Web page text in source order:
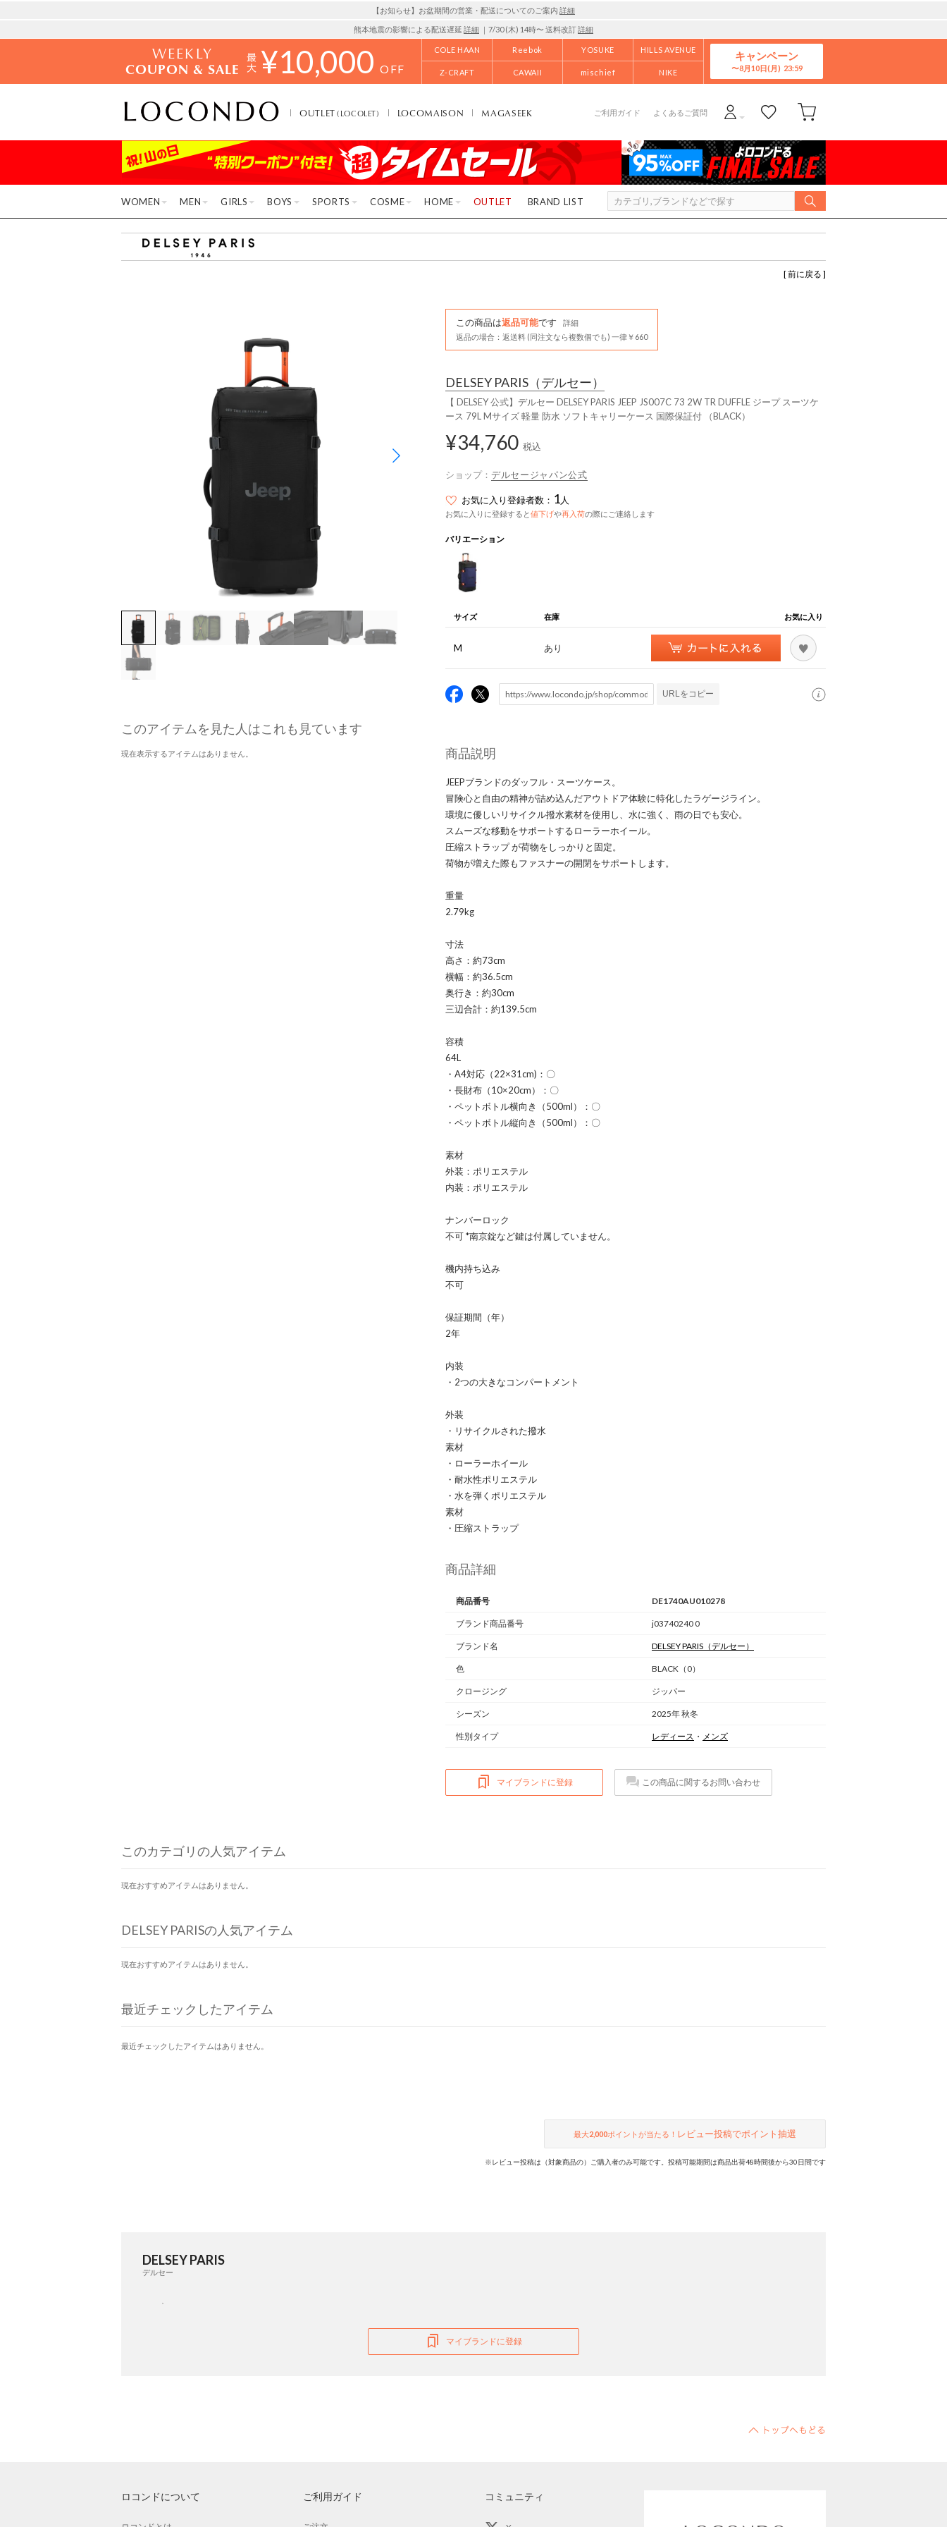
【お知らせ】お盆期間の営業・配送についてのご案内 詳細
熊本地震の影響による配送遅延 詳細 ｜7/30 (木) 14時〜 送料改訂詳細
WEEKLY
COUPON & SALE ¥10,000 OFF
COLE HAAN Reebok YOSUKE HILLS AVENUE
Z-CRAFT CAWAII mischief NIKE
キャンペーン
8月10日(月)
OUTLET(LOCOLET) LOCOMAISON MAGASEEK ご利用ガイド よくあるご質問
WOMEN MEN GIRLS BOYS SPORTS COSME HOME OUTLET BRAND LIST
[ 前に戻る ]
このアイテムを見た人はこれも見ています
現在表示するアイテムはありません。
この商品は返品可能です
詳細
返品の場合：返送料 (同注文なら複数個でも) 一律￥660
DELSEY PARIS （デルセー）
【 DELSEY 公式】デルセー DELSEY PARIS JEEP JS007C 73 2W TR DUFFLE ジープ スーツケ
ース 79L Mサイズ 軽量 防水 ソフトキャリーケース 国際保証付 （BLACK）
¥34,760 税込
ショップ： デルセージャパン公式
お気に入り登録者数： 1人
お気に入りに登録すると値下げや再入荷の際にご連絡します
バリエーション
サイズ 在庫 お気に入り
M あり
URLをコピー
商品説明
JEEPブランドのダッフル・スーツケース。
冒険心と自由の精神が詰め込んだアウトドア体験に特化したラゲージライン。
環境に優しいリサイクル撥水素材を使用し、水に強く、雨の日でも安心。
スムーズな移動をサポートするローラーホイール。
圧縮ストラップ が荷物をしっかりと固定。
荷物が増えた際もファスナーの開閉をサポートします。
重量
2.79kg
寸法
高さ：約73cm
横幅：約36.5cm
奥行き：約30cm
三辺合計：約139.5cm
容積
64L
・A4対応（22×31cm)：〇
・長財布（10×20cm）：〇
・ペットボトル横向き（500ml）：〇
・ペットボトル縦向き（500ml）：〇
素材
外装：ポリエステル
内装：ポリエステル
ナンバーロック
不可 *南京錠など鍵は付属していません。
機内持ち込み
不可
保証期間（年）
2年
内装
・2つの大きなコンパートメント
外装
・リサイクルされた撥水
素材
・ローラーホイール
・耐水性ポリエステル
・水を弾くポリエステル
素材
・圧縮ストラップ
商品詳細
商品番号 DE1740AU010278
ブランド商品番号 j03740240 0
ブランド名 DELSEY PARIS （デルセー）
色 BLACK（0）
クロージング ジッパー
シーズン 2025年 秋冬
性別タイプ レディース ・ メンズ
マイブランドに登録 この商品に関するお問い合わせ
このカテゴリの人気アイテム
現在おすすめアイテムはありません。
DELSEY PARISの人気アイテム
現在おすすめアイテムはありません。
最近チェックしたアイテム
最近チェックしたアイテムはありません。
最大2,000ポイントが当たる！ レビュー投稿でポイント抽選
※レビュー投稿は（対象商品の）ご購入者のみ可能です。投稿可能期間は商品出荷48時間後から30日間です
DELSEY PARIS
デルセー
マイブランドに登録
ロコンドについて ご利用ガイド コミュニティ